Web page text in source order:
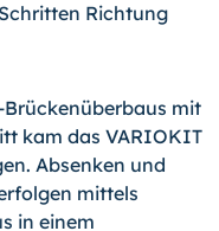
Richtung
mit
kam das VARIOKIT
Absenken und
mittels
in einem